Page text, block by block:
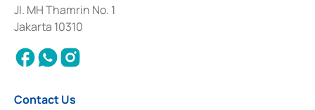
Institution for the Issuance, Transaction, and Administration and
Settlement of Commercial Paper Transactions whose license was issued in
2018.
Jl. MH Thamrin No. 1
Jakarta 10310
Contact Us